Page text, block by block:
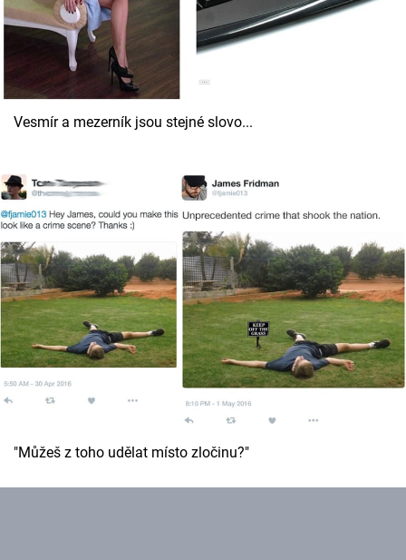
Vesmír a mezerník jsou stejné slovo...
"Můžeš z toho udělat místo zločinu?"